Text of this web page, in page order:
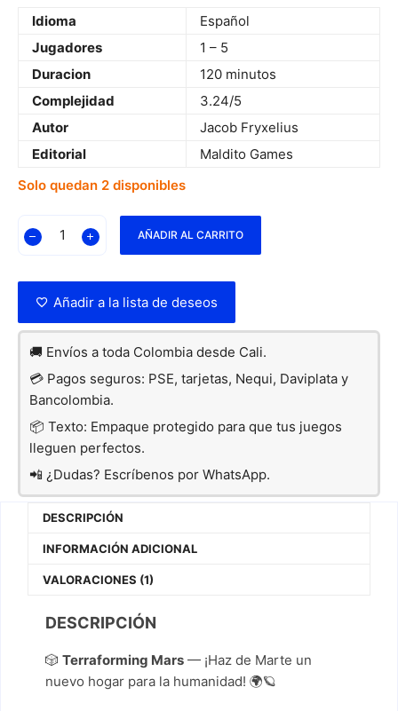
valoración
cliente
Idioma
Español
Jugadores
1 – 5
Duracion
120 minutos
Complejidad
3.24/5
Autor
Jacob Fryxelius
Editorial
Maldito Games
Solo quedan 2 disponibles
AÑADIR AL CARRITO
Añadir a la lista de deseos
🚚 Envíos a toda Colombia desde Cali.
💳 Pagos seguros: PSE, tarjetas, Nequi, Daviplata y
Bancolombia.
📦 Texto: Empaque protegido para que tus juegos
lleguen perfectos.
📲 ¿Dudas? Escríbenos por WhatsApp.
DESCRIPCIÓN
INFORMACIÓN ADICIONAL
VALORACIONES (1)
DESCRIPCIÓN
🎲 Terraforming Mars — ¡Haz de Marte un
nuevo hogar para la humanidad! 🌍🪐